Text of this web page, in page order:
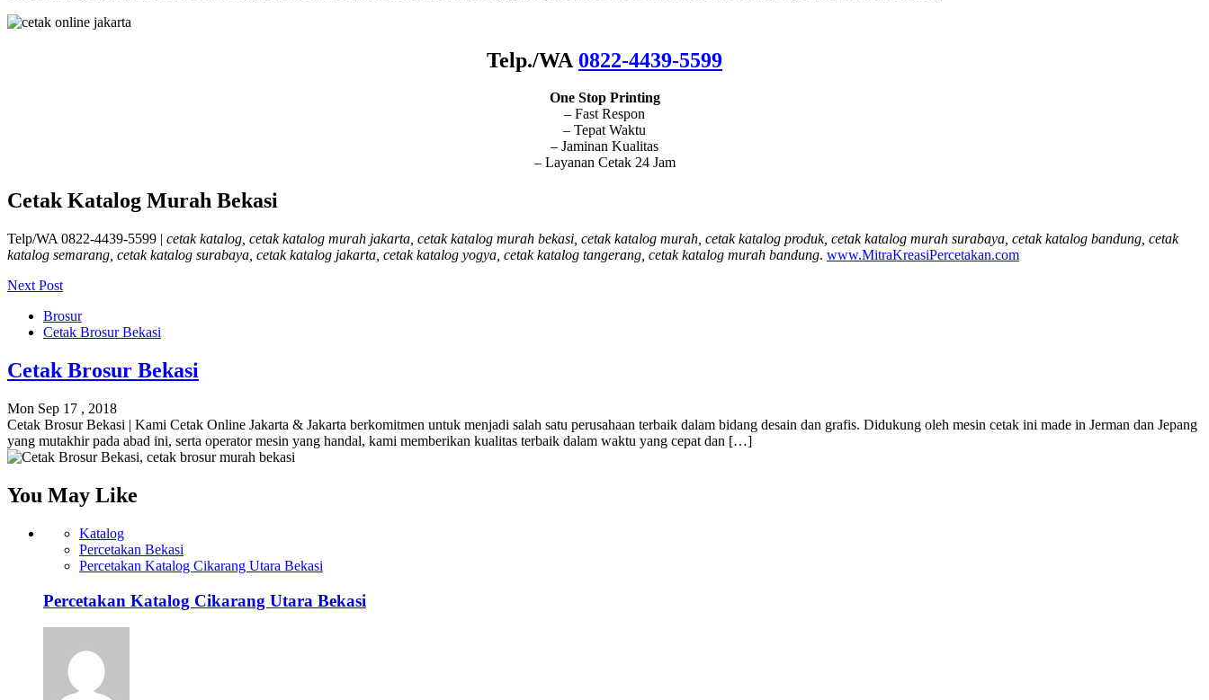
Telp./WA 0822-4439-5599
One Stop Printing
– Fast Respon
– Tepat Waktu
– Jaminan Kualitas
– Layanan Cetak 24 Jam
Cetak Katalog Murah Bekasi
Telp/WA 0822-4439-5599 | cetak katalog, cetak katalog murah jakarta, cetak katalog murah bekasi, cetak katalog murah, cetak katalog produk, cetak katalog murah surabaya, cetak katalog bandung, cetak
katalog semarang, cetak katalog surabaya, cetak katalog jakarta, cetak katalog yogya, cetak katalog tangerang, cetak katalog murah bandung. www.MitraKreasiPercetakan.com
Next Post
Brosur
Cetak Brosur Bekasi
Cetak Brosur Bekasi
Mon Sep 17 , 2018
Cetak Brosur Bekasi | Kami Cetak Online Jakarta & Jakarta berkomitmen untuk menjadi salah satu perusahaan terbaik dalam bidang desain dan grafis. Didukung oleh mesin cetak ini made in Jerman dan Jepang
yang mutakhir pada abad ini, serta operator mesin yang handal, kami memberikan kualitas terbaik dalam waktu yang cepat dan […]
You May Like
Katalog
Percetakan Bekasi
Percetakan Katalog Cikarang Utara Bekasi
Percetakan Katalog Cikarang Utara Bekasi